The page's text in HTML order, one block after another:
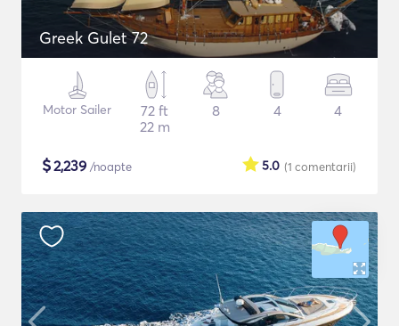
Greek Gulet 72
Motor Sailer
72 ft
22 m
8 4 4
$2,239 /noapte (1 comentarii)
5.0